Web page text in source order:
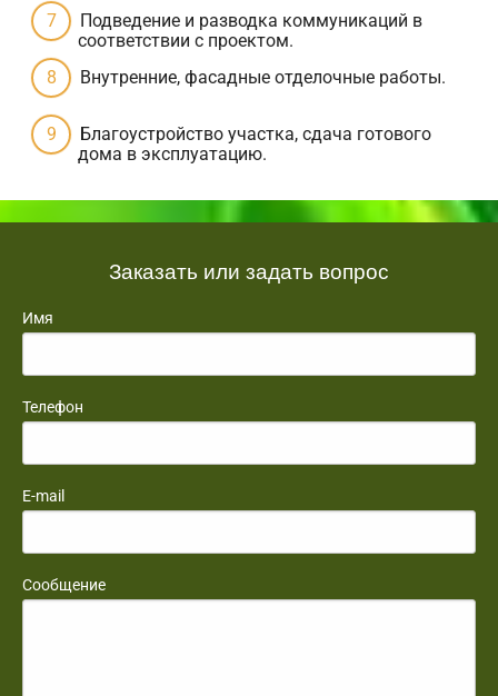
Подведение и разводка коммуникаций в
соответствии с проектом.
Внутренние, фасадные отделочные работы.
Благоустройство участка, сдача готового
дома в эксплуатацию.
Заказать или задать вопрос
Имя
Телефон
E-mail
Сообщение